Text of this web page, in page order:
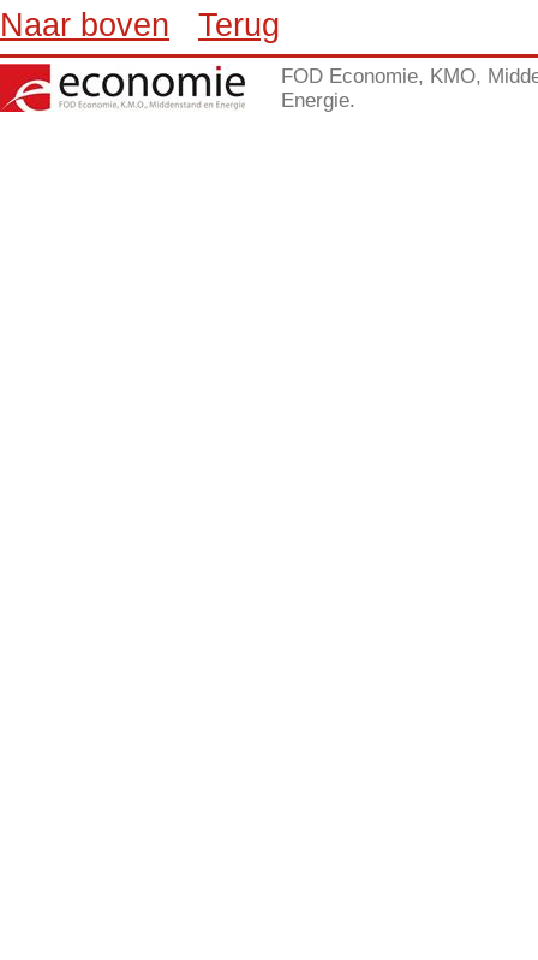
Naar boven Terug
FOD Economie, KMO,
Energie.